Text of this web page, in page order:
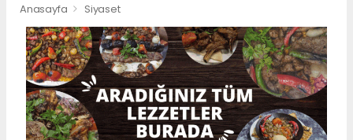
Anasayfa Siyaset